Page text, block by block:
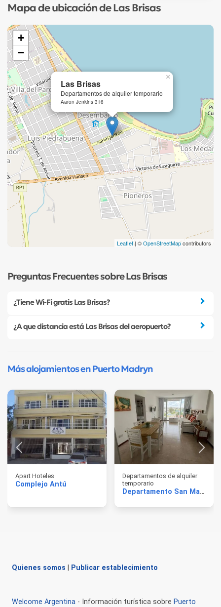
Mapa de ubicación de Las Brisas
Las Brisas
Departamentos de alquiler temporario
Aaron Jenkins 316
×
+
−
Leaflet| ©OpenStreetMapcontributors
Preguntas Frecuentes sobre Las Brisas
¿Tiene Wi-Fi gratis Las Brisas?
¿A que distancia está Las Brisas del aeropuerto?
Más alojamientos en Puerto Madryn
Apart Hoteles
Complejo Antú
Departamentos de alquiler
temporario
Departamento San Martin
Quienes somos Publicar establecimiento
Welcome Argentina - Información turística sobre Puerto